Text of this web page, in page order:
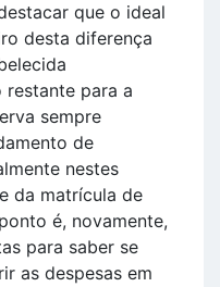
que o ideal
desta diferença
restante para a
sempre
de
nestes
da matrícula de
é, novamente,
para saber se
as despesas em